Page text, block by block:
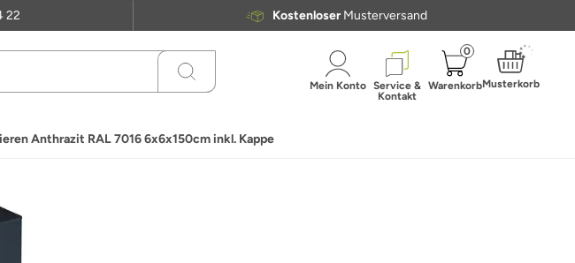
22 Kostenloser Musterversand
Mein Konto Service &
Kontakt
0
WarenkorbMusterkorb
Anthrazit RAL 7016 6x6x150cm inkl. Kappe